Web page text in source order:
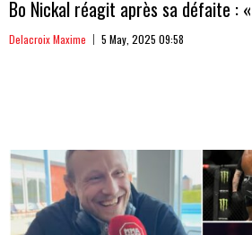
Bo Nickal réagit après sa défaite : «
Delacroix Maxime 5 May, 2025 09:58